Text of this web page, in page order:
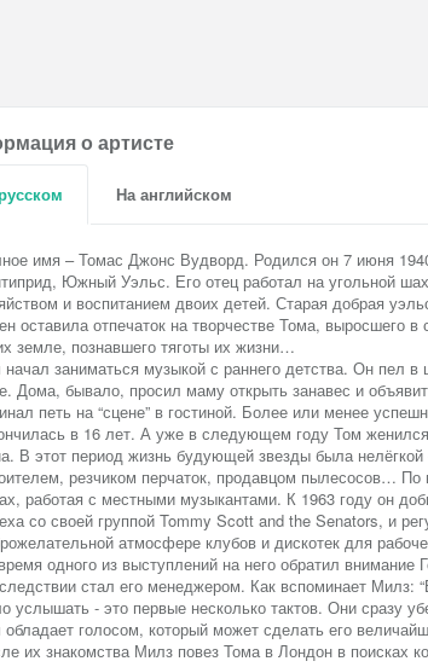
о артисте
На английском
имя – Томас Джонс Вудворд. Родился он 7 июня
Южный Уэльс. Его отец работал на угольной
и воспитанием двоих детей. Старая добрая
оставила отпечаток на творчестве Тома, выросшего в
земле, познавшего тяготы их жизни…
заниматься музыкой с раннего детства. Он пел в
Дома, бывало, просил маму открыть занавес и
петь на “сцене” в гостиной. Более или менее
в 16 лет. А уже в следующем году Том
В этот период жизнь будующей звезды была нелёгкой
резчиком перчаток, продавцом пылесосов… По
работая с местными музыкантами. К 1963 году он
со своей группой Tommy Scott and the Senators, и
атмосфере клубов и дискотек для
одного из выступлений на него обратил внимание
стал его менеджером. Как вспоминает Милз:
услышать - это первые несколько тактов. Они сразу
голосом, который может сделать его
их знакомства Милз повез Тома в Лондон в поисках